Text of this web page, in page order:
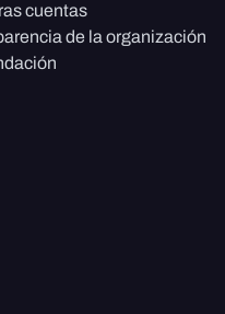
cuentas
de la organización